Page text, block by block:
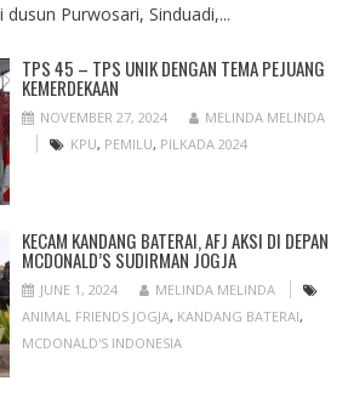
Purwosari, Sinduadi,...
TPS 45 – TPS UNIK DENGAN TEMA PEJUANG
KEMERDEKAAN
NOVEMBER 27, 2024
MELINDA MELINDA
KPU, PEMILU, PILKADA 2024
KECAM KANDANG BATERAI, AFJ AKSI DI DEPAN
MCDONALD’S SUDIRMAN JOGJA
JUNE 1, 2024
MELINDA MELINDA
ANIMAL FRIENDS JOGJA, KANDANG BATERAI,
MCDONALD'S INDONESIA